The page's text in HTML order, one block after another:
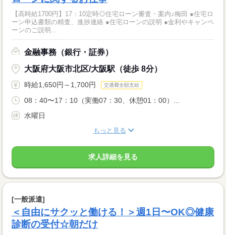
【高時給1700円】17：10定時◎住宅ローン審査・案内♪梅田 ●住宅ロ
ーン申込書類の精査、進捗連絡 ●住宅ローンの説明 ●金利やキャンペ
ーンのご説明...
金融事務（銀行・証券）
大阪府大阪市北区/大阪駅（徒歩 8分）
時給1,650円～1,700円 交通費全額支給
08：40〜17：10（実働07：30、休憩01：00）...
水曜日
もっと見る
求人詳細を見る
[一般派遣]
＜自由にサクッと働ける！＞週1日〜OK◎健康
診断の受付☆朝だけ